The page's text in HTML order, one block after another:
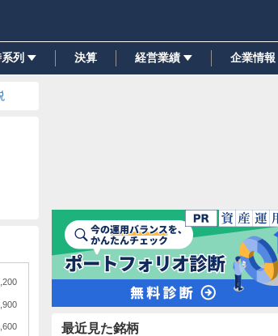
列 決算 経営業績 企業情報
最近見た銘柄